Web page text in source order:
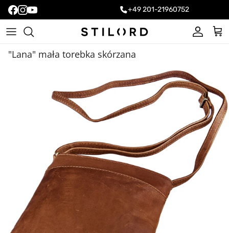
+49 201-21960752
Konto
"Lana" mała torebka skórzana